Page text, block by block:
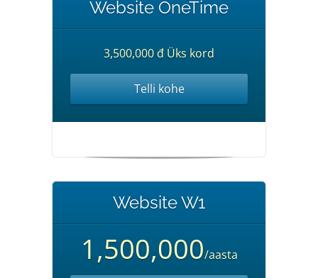
Website OneTime
3,500,000 đ Üks kord
Telli kohe
Website W1
1,500,000/aasta